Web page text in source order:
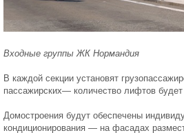
Входные группы ЖК Нормандия
В каждой секции установят
пассажирских— количество лифтов
Домостроения будут обеспечены
кондиционирования — на фасадах